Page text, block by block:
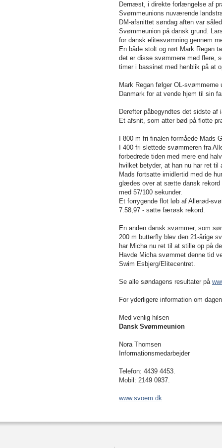
Dernæst, i direkte forlængelse af
Svømmeunions nuværende
DM-afsnittet søndag aften var
Svømmeunion på dansk grund.
for dansk elitesvømning gennem
En både stolt og rørt Mark Regan
det er disse svømmere med flere,
timer i bassinet med henblik på at
Mark Regan følger OL-
Danmark for at vende hjem til
Derefter påbegyndtes det sidste
Et afsnit, som atter bød på flotte
I 800 m fri finalen formåede
I 400 fri slettede svømmeren fra
forbedrede tiden med mere end
hvilket betyder, at han nu har ret
Mads fortsatte imidlertid med de
glædes over at sætte dansk rekord
med 57/100 sekunder.
Et forrygende flot løb af Allerød-
7.58,97 - satte færøsk rekord.
En anden dansk svømmer, som
200 m butterfly blev den 21-årige
har Micha nu ret til at stille op på
Havde Micha svømmet denne tid
Swim Esbjerg/Elitecentret.
Se alle søndagens resultater på
For yderligere information om
Med venlig hilsen
Dansk Svømmeunion
Nora Thomsen
Informationsmedarbejder
Telefon: 4439 4453.
Mobil: 2149 0937.
www.svoem.dk